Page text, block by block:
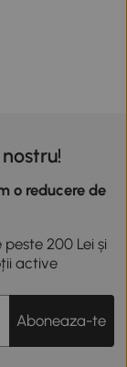
o reducere de
200 Lei și
active
Aboneaza-te